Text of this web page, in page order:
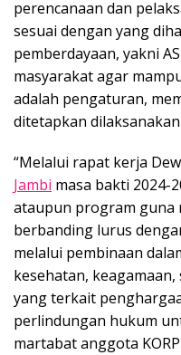
perencanaan dan
sesuai dengan yang
pemberdayaan, yakni
masyarakat agar
adalah pengaturan,
ditetapkan
“Melalui rapat kerja
Jambi masa bakti 2024-
ataupun program guna
berbanding lurus
melalui pembinaan
kesehatan,
yang terkait
perlindungan hukum
martabat anggota